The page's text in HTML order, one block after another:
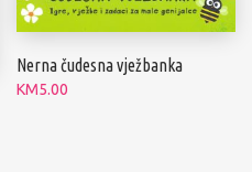
Nerna čudesna vježbanka
KM5.00